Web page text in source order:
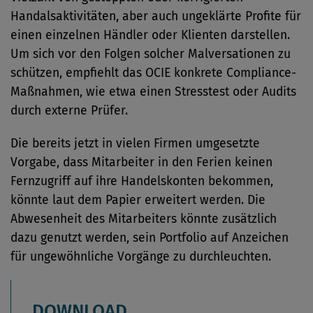
Handalsaktivitäten, aber auch ungeklärte Profite für
einen einzelnen Händler oder Klienten darstellen.
Um sich vor den Folgen solcher Malversationen zu
schützen, empfiehlt das OCIE konkrete Compliance-
Maßnahmen, wie etwa einen Stresstest oder Audits
durch externe Prüfer.
Die bereits jetzt in vielen Firmen umgesetzte
Vorgabe, dass Mitarbeiter in den Ferien keinen
Fernzugriff auf ihre Handelskonten bekommen,
könnte laut dem Papier erweitert werden. Die
Abwesenheit des Mitarbeiters könnte zusätzlich
dazu genutzt werden, sein Portfolio auf Anzeichen
für ungewöhnliche Vorgänge zu durchleuchten.